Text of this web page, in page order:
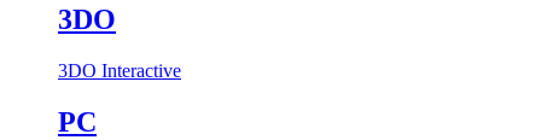
3DO
3DO Interactive
PC